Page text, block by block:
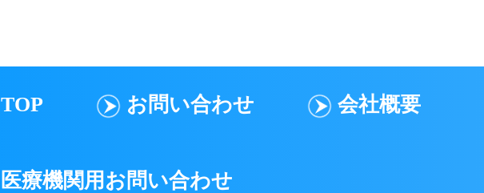
著作権、商標権、プライバシー権、氏名権、肖像権、名誉等の他人の権利を侵
法令、公序良俗に反する行為、またはその恐れのある行為
TOP お問い合わせ 会社概要
医療機関用お問い合わせ